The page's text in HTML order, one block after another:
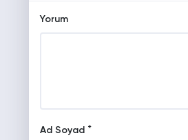
Yorum
Ad Soyad *